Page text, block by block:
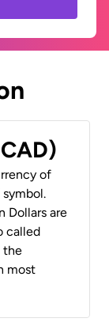
of
symbol.
Dollars are
called
the
most